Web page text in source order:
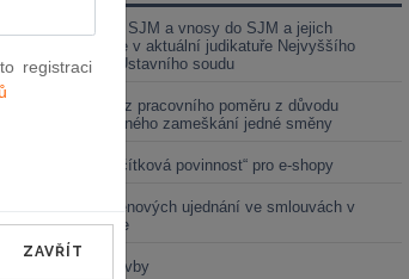
Vnosy ze SJM a vnosy do SJM a jejich
valorizace v aktuální judikatuře Nejvyššího
soudu a Ústavního soudu
Výpověď z pracovního poměru z důvodu
neomluveného zameškání jedné směny
Nová „tlačítková povinnost“ pro e-shopy
Změna cenových ujednání ve smlouvách v
energetice
Černé stavby
registraci
ZAVŘÍT